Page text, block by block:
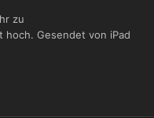
zu
Gesendet von iPad